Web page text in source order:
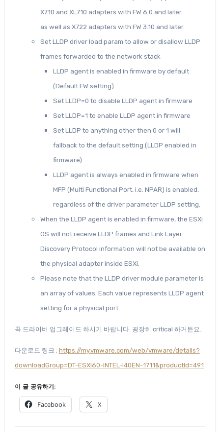
X710 and XL710 adapters with FW 6.0 and later
as well as X722 adapters with FW 3.10 and later.
Set LLDP driver load param to allow or disallow LLDP
frames forwarded to the network stack
LLDP agent is enabled in firmware by default
(Default FW setting)
Set LLDP=0 to disable LLDP agent in firmware
Set LLDP=1 to enable LLDP agent in firmware
Set LLDP to anything other then 0 or 1 will
fallback to the default setting (LLDP enabled in
firmware)
LLDP agent is always enabled in firmware when
MFP (Multi Functional Port, i.e. NPAR) is enabled,
regardless of the driver parameter LLDP setting.
When the LLDP agent is enabled in firmware, the ESXi
OS will not receive LLDP frames and Link Layer
Discovery Protocol information will not be available on
the physical adapter inside ESXi.
Please note that the LLDP driver module parameter is
an array of values. Each value represents LLDP agent
setting for a physical port.
꼭 드라이버 업그레이드 하시기 바랍니다. 굉장히 critical 하거든요..
다운로드 링크 : https://my.vmware.com/web/vmware/details?
downloadGroup=DT-ESXI60-INTEL-I40EN-1711&productId=491
이 글 공유하기:
Facebook X